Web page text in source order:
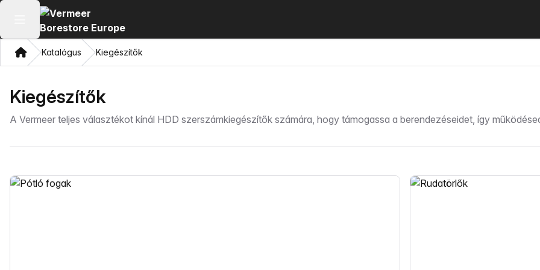
Főmenü megnyitása
OtthonKatalógus Kiegészítők
Kiegészítők
A Vermeer teljes választékot kínál HDD szerszámkiegészítők számára, hogy támogassa a berendezéseidet, így